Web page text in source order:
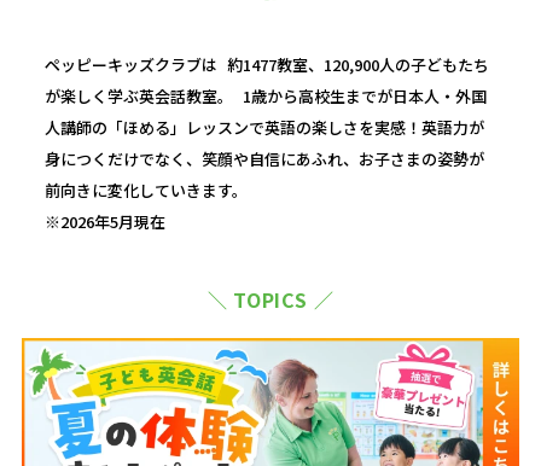
ペッピーキッズクラブは 約1477教室、120,900人の子どもたち
が楽しく学ぶ英会話教室。 1歳から高校生までが日本人・外国
人講師の「ほめる」レッスンで英語の楽しさを実感！英語力が
身につくだけでなく、笑顔や自信にあふれ、お子さまの姿勢が
前向きに変化していきます。
※2026年5月現在
＼ TOPICS ／